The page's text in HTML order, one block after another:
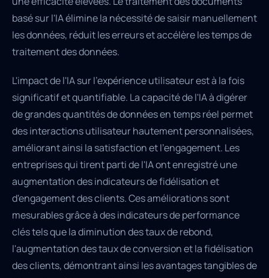
basé sur l'IA élimine la nécessité de saisir manuellement
les données, réduit les erreurs et accélère les temps de
traitement des données.
L'impact de l'IA sur l'expérience utilisateur est à la fois
significatif et quantifiable. La capacité de l'IA à digérer
de grandes quantités de données en temps réel permet
des interactions utilisateur hautement personnalisées,
améliorant ainsi la satisfaction et l'engagement. Les
entreprises qui tirent parti de l'IA ont enregistré une
augmentation des indicateurs de fidélisation et
d'engagement des clients. Ces améliorations sont
mesurables grâce à des indicateurs de performance
clés tels que la diminution des taux de rebond,
l'augmentation des taux de conversion et la fidélisation
des clients, démontrant ainsi les avantages tangibles de